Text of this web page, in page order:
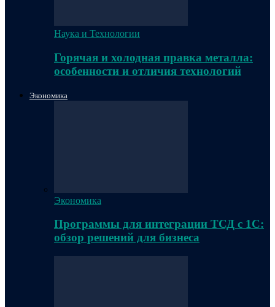
Наука и Технологии
Горячая и холодная правка металла:
особенности и отличия технологий
Экономика
Экономика
Программы для интеграции ТСД с 1С:
обзор решений для бизнеса